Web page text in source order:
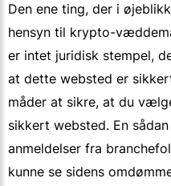
Den ene ting, der i
hensyn til krypto-
er intet juridisk stempel,
at dette websted er
måder at sikre, at du
sikkert websted. En
anmeldelser fra
kunne se sidens